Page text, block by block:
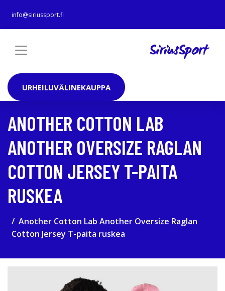
info@siriussport.fi
URHEILUVÄLINEKAUPPA
ANOTHER COTTON LAB
ANOTHER OVERSIZE RAGLAN
COTTON JERSEY T-PAITA
RUSKEA
Another Cotton Lab Another Oversize Raglan
Cotton Jersey T-paita ruskea